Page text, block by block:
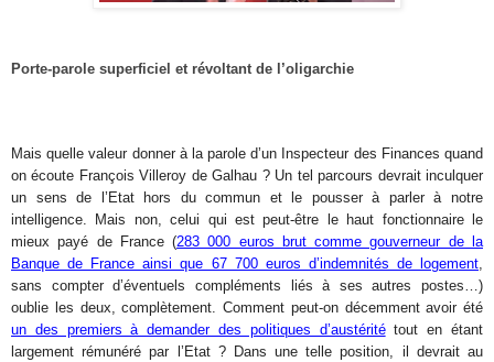
Porte-parole superficiel et révoltant de l’oligarchie
Mais quelle valeur donner à la parole d’un Inspecteur des Finances quand
on écoute François Villeroy de Galhau ? Un tel parcours devrait inculquer
un sens de l’Etat hors du commun et le pousser à parler à notre
intelligence. Mais non, celui qui est peut-être le haut fonctionnaire le
mieux payé de France (283 000 euros brut comme gouverneur de la
Banque de France ainsi que 67 700 euros d’indemnités de logement,
sans compter d’éventuels compléments liés à ses autres postes…)
oublie les deux, complètement. Comment peut-on décemment avoir été
un des premiers à demander des politiques d’austéritétout en étant
largement rémunéré par l’Etat ? Dans une telle position, il devrait au